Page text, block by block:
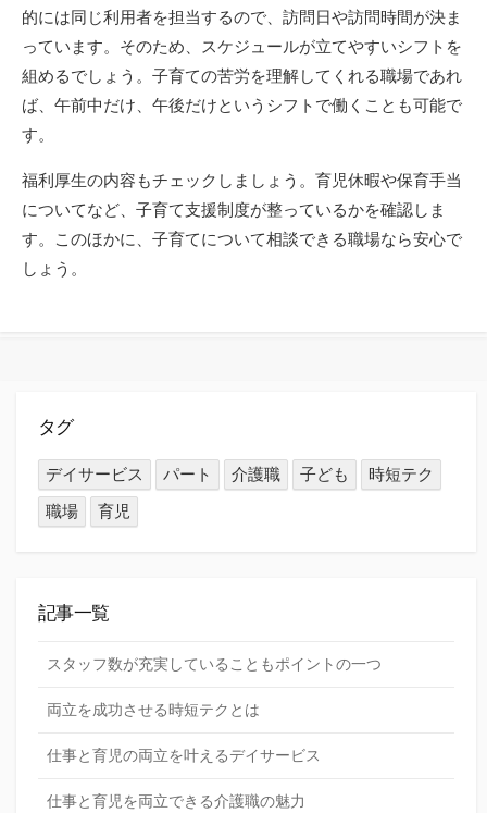
的には同じ利用者を担当するので、訪問日や訪問時間が決ま
っています。そのため、スケジュールが立てやすいシフトを
組めるでしょう。子育ての苦労を理解してくれる職場であれ
ば、午前中だけ、午後だけというシフトで働くことも可能で
す。
福利厚生の内容もチェックしましょう。育児休暇や保育手当
についてなど、子育て支援制度が整っているかを確認しま
す。このほかに、子育てについて相談できる職場なら安心で
しょう。
タグ
デイサービス パート 介護職 子ども
時短テク
職場
育児
記事一覧
スタッフ数が充実していることもポイントの一つ
両立を成功させる時短テクとは
仕事と育児の両立を叶えるデイサービス
仕事と育児を両立できる介護職の魅力